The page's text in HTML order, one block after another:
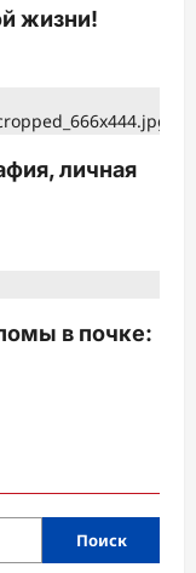
жизни!
личная
в почке:
Поиск